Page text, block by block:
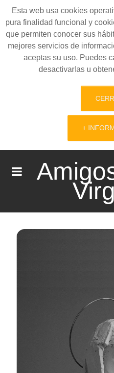
Esta web usa cookies
pura finalidad funcional y
que permiten conocer sus
mejores servicios de
aceptas su uso. Puedes
desactivarlas u
+